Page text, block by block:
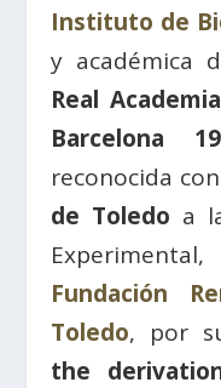
Instituto de
y académica
Real
Barcelona
reconocida
de Toledo a
Fundación
Toledo, por
the